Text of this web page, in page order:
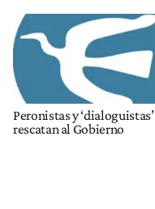
Peronistas y ‘dialoguistas’
rescatan al Gobierno